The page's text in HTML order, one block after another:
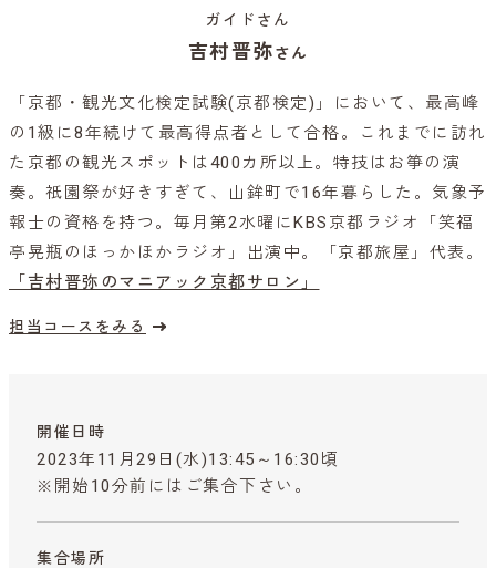
ガイドさん
吉村晋弥さん
「京都・観光文化検定試験(京都検定)」において、最高峰
の1級に8年続けて最高得点者として合格。これまでに訪れ
た京都の観光スポットは400カ所以上。特技はお箏の演
奏。祇園祭が好きすぎて、山鉾町で16年暮らした。気象予
報士の資格を持つ。毎月第2水曜にKBS京都ラジオ「笑福
亭晃瓶のほっかほかラジオ」出演中。「京都旅屋」代表。
「吉村晋弥のマニアック京都サロン」
担当コースをみる
開催日時
2023年11月29日(水)13:45～16:30頃
※開始10分前にはご集合下さい。
集合場所